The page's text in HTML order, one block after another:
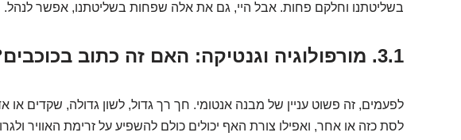
בשליטתנו וחלקם פחות. אבל היי, גם את אלה שפחות בשליטתנו, אפשר לנהל.
3.1. מורפולוגיה וגנטיקה: האם זה כתוב בכוכבים?
לפעמים, זה פשוט עניין של מבנה אנטומי. חך רך גדול, לשון גדולה, שקדים או
לסת כזה או אחר, ואפילו צורת האף יכולים כולם להשפיע על זרימת האוויר